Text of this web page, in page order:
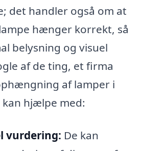
det handler også om at
hænger korrekt, så
belysning og visuel
af de ting, et firma
af lamper i
hjælpe med:
vurdering: De kan